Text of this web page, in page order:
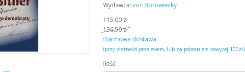
Wydawca:von Borowiecky
115,00 zł
136,50 zł
Darmowa dostawa
(przy płatności przelewem, lub za pobraniem powyżej 100zł)
Ilość